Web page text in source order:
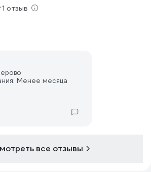
1 отзыв
Менее месяца
все отзывы